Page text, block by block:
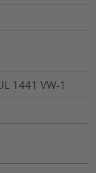
1441 VW-1